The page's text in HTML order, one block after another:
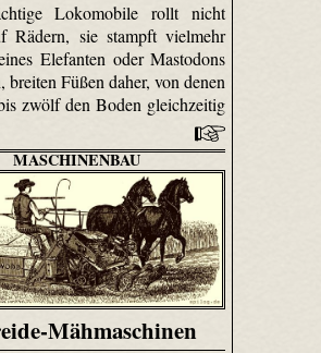
Loko­mobile rollt nicht
Rädern, sie stampft vielmehr
Elefanten oder Mastodons
breiten Füßen daher, von denen
zwölf den Boden gleichzeitig
MASCHINENBAU
Mähmaschinen